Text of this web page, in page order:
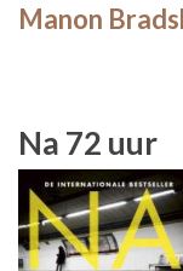
Manon
Na 72 uur